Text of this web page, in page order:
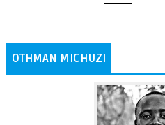
OTHMAN MICHUZI